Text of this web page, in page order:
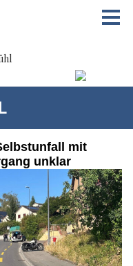
mit
unklar